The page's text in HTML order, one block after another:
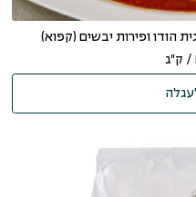
הודו ופירות יבשים (קפוא)
/ ק"ג